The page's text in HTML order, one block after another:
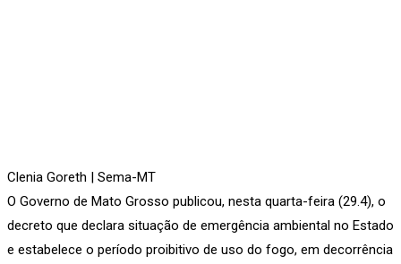
Clenia Goreth | Sema-MT
O Governo de Mato Grosso publicou, nesta quarta-feira (29.4), o
decreto que declara situação de emergência ambiental no Estado
e estabelece o período proibitivo de uso do fogo, em decorrência